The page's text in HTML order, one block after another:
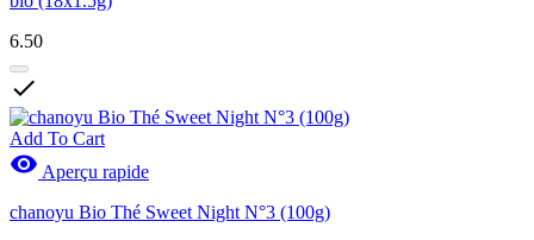
6.50

Add To Cart
 Aperçu rapide
chanoyu Bio Thé Sweet Night N°3 (100g)